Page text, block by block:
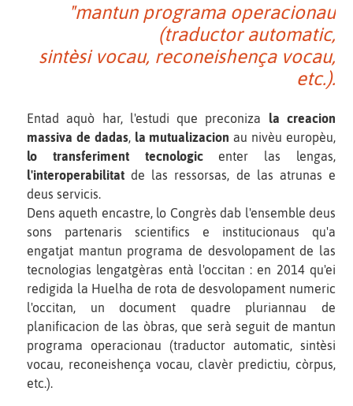
"mantun programa operacionau
(traductor automatic,
sintèsi vocau, reconeishença vocau,
etc.).
Entad aquò har, l'estudi que preconiza la creacion
massiva de dadas, la mutualizacion au nivèu europèu,
lo transferiment tecnologicenter las lengas,
l'interoperabilitat de las ressorsas, de las atrunas e
deus servicis.
Dens aqueth encastre, lo Congrès dab l'ensemble deus
sons partenaris scientifics e institucionaus qu'a
engatjat mantun programa de desvolopament de las
tecnologias lengatgèras entà l'occitan : en 2014 qu'ei
redigida la Huelha de rota de desvolopament numeric
l'occitan, un document quadre pluriannau de
planificacion de las òbras, que serà seguit de mantun
programa operacionau (traductor automatic, sintèsi
vocau, reconeishença vocau, clavèr predictiu, còrpus,
etc.).